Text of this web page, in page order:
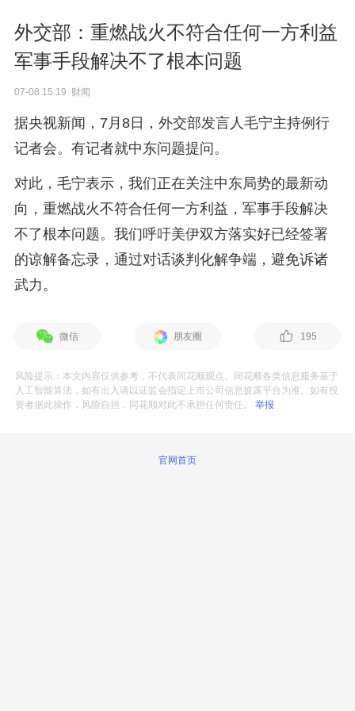
外交部：重燃战火不符合任何一方利益
军事手段解决不了根本问题
07-08 15:19 财闻
据央视新闻，7月8日，外交部发言人毛宁主持例行
记者会。有记者就中东问题提问。
对此，毛宁表示，我们正在关注中东局势的最新动
向，重燃战火不符合任何一方利益，军事手段解决
不了根本问题。我们呼吁美伊双方落实好已经签署
的谅解备忘录，通过对话谈判化解争端，避免诉诸
武力。
微信 朋友圈 195
风险提示：本文内容仅供参考，不代表同花顺观点。同花顺各类信息服务基于
人工智能算法，如有出入请以证监会指定上市公司信息披露平台为准。如有投
资者据此操作，风险自担，同花顺对此不承担任何责任。举报
官网首页